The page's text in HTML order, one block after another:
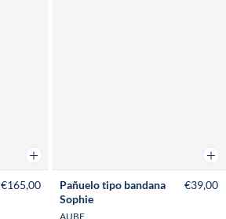
Añadir a la cesta
€165,00
Pañuelo tipo bandana
Sophie
AUBE
€39,00